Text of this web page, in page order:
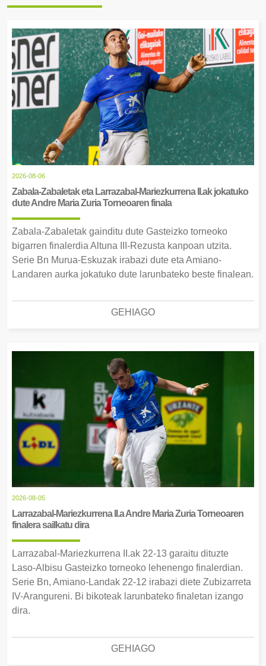
2026-08-06
Zabala-Zabaletak eta Larrazabal-Mariezkurrena II.ak jokatuko
dute Andre Maria Zuria Torneoaren finala
Zabala-Zabaletak gainditu dute Gasteizko torneoko
bigarren finalerdia Altuna III-Rezusta kanpoan utzita.
Serie Bn Murua-Eskuzak irabazi dute eta Amiano-
Landaren aurka jokatuko dute larunbateko beste finalean.
GEHIAGO
2026-08-05
Larrazabal-Mariezkurrena II.a Andre Maria Zuria Torneoaren
finalera sailkatu dira
Larrazabal-Mariezkurrena II.ak 22-13 garaitu dituzte
Laso-Albisu Gasteizko torneoko lehenengo finalerdian.
Serie Bn, Amiano-Landak 22-12 irabazi diete Zubizarreta
IV-Arangureni. Bi bikoteak larunbateko finaletan izango
dira.
GEHIAGO